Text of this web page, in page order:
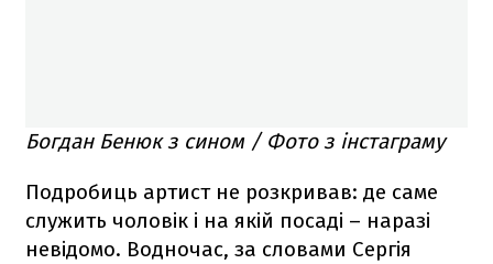
Богдан Бенюк з сином / Фото з інстаграму
Подробиць артист не розкривав: де саме
служить чоловік і на якій посаді – наразі
невідомо. Водночас, за словами Сергія